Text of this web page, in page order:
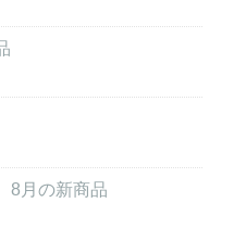
8月の新商品